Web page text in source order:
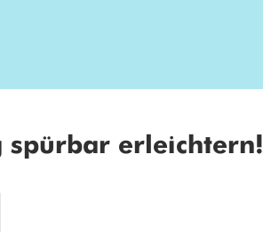
spürbar erleichtern!